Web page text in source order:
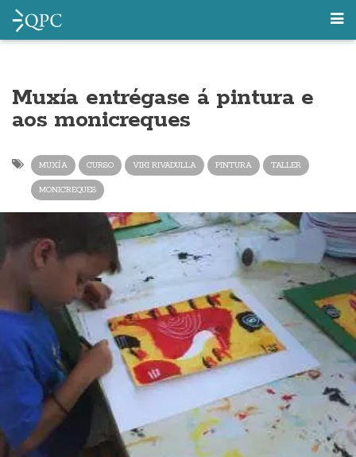
Muxía entrégase á pintura e
aos monicreques
MUXÍA CURSO VIKI RIVADULLA PINTURA TALLER
MONICREQUES